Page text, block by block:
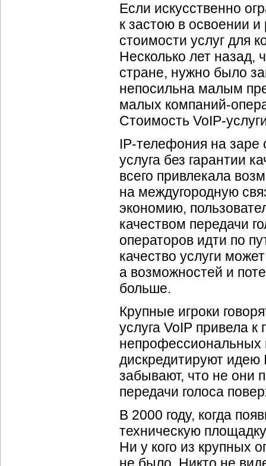
Если искусственно
к застою в освоении и
стоимости услуг для
Несколько лет назад,
стране, нужно было
непосильна малым
малых компаний-
Стоимость VoIP-
IP-телефония на заре
услуга без гарантии
всего привлекала
на междугородную
экономию,
качеством передачи
операторов идти по
качество услуги
а возможностей и
больше.
Крупные игроки
услуга VoIP привела
непрофессиональных
дискредитируют идею
забывают, что не они
передачи голоса
В 2000 году, когда
техническую
Ни у кого из крупных